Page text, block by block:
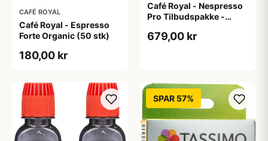
CAFÉ ROYAL
Café Royal - Espresso
Forte Organic (50 stk)
180,00 kr
Café Royal - Nespresso
Pro Tilbudspakke -
679,00 kr
SPAR 57%